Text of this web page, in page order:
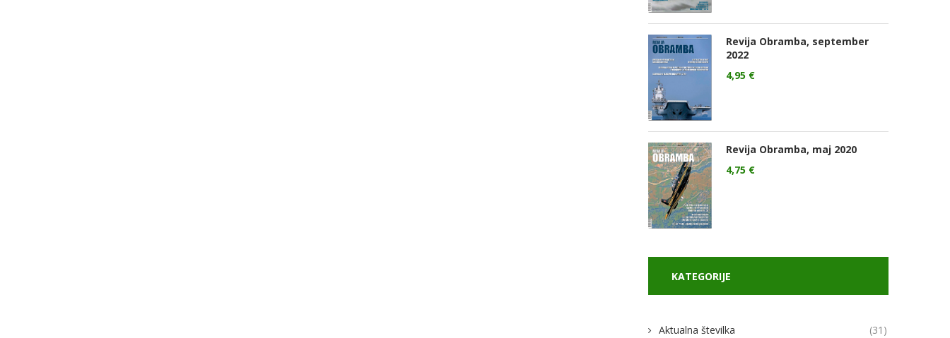
Revija Obramba, september
2022
4,95 €
Revija Obramba, maj 2020
4,75 €
KATEGORIJE
Aktualna številka (31)